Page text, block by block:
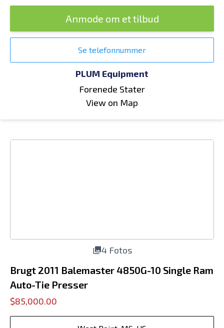
Anmode om et tilbud
Se telefonnummer
PLUM Equipment
Forenede Stater
View on Map
4 Fotos
Brugt 2011 Balemaster 4850G-10 Single Ram
Auto-Tie Presser
$85,000.00